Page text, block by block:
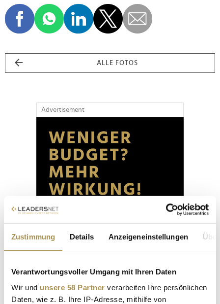
Zustimmung Details Anzeigeneinstellungen
Verantwortungsvoller Umgang mit Ihren Daten
Wir und unsere 58 Partner verarbeiten Ihre persönlichen
Daten, wie z. B. Ihre IP-Adresse, mithilfe von
ALLE FOTOS
Advertisement